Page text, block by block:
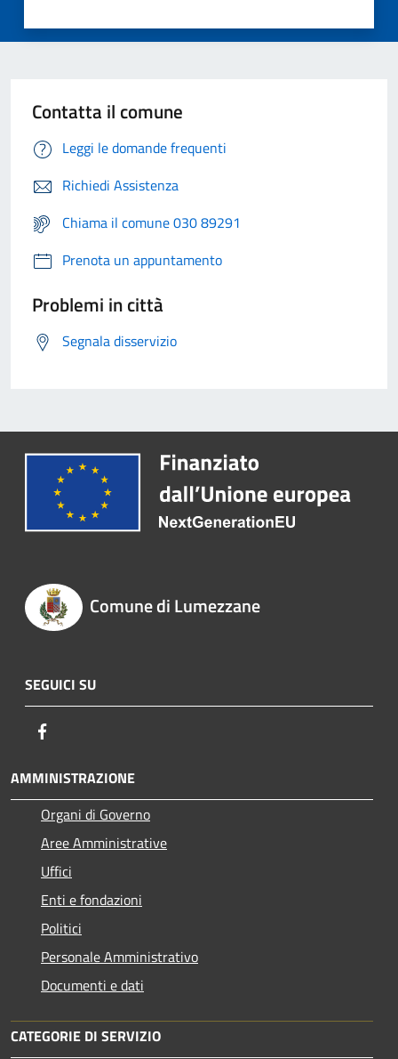
Contatta il comune
Leggi le domande frequenti
Richiedi Assistenza
Chiama il comune 030 89291
Prenota un appuntamento
Problemi in città
Segnala disservizio
Comune di Lumezzane
SEGUICI SU
AMMINISTRAZIONE
Organi di Governo
Aree Amministrative
Uffici
Enti e fondazioni
Politici
Personale Amministrativo
Documenti e dati
CATEGORIE DI SERVIZIO